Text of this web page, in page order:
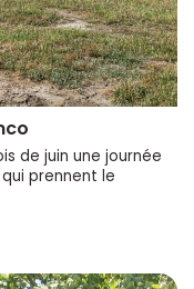
de juin une journée
prennent le